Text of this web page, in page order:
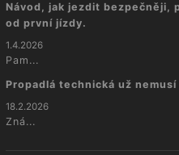
Návod, jak jezdit bezpečněji,
od první jízdy.
1.4.2026
Pam...
Propadlá technická už
18.2.2026
Zná...